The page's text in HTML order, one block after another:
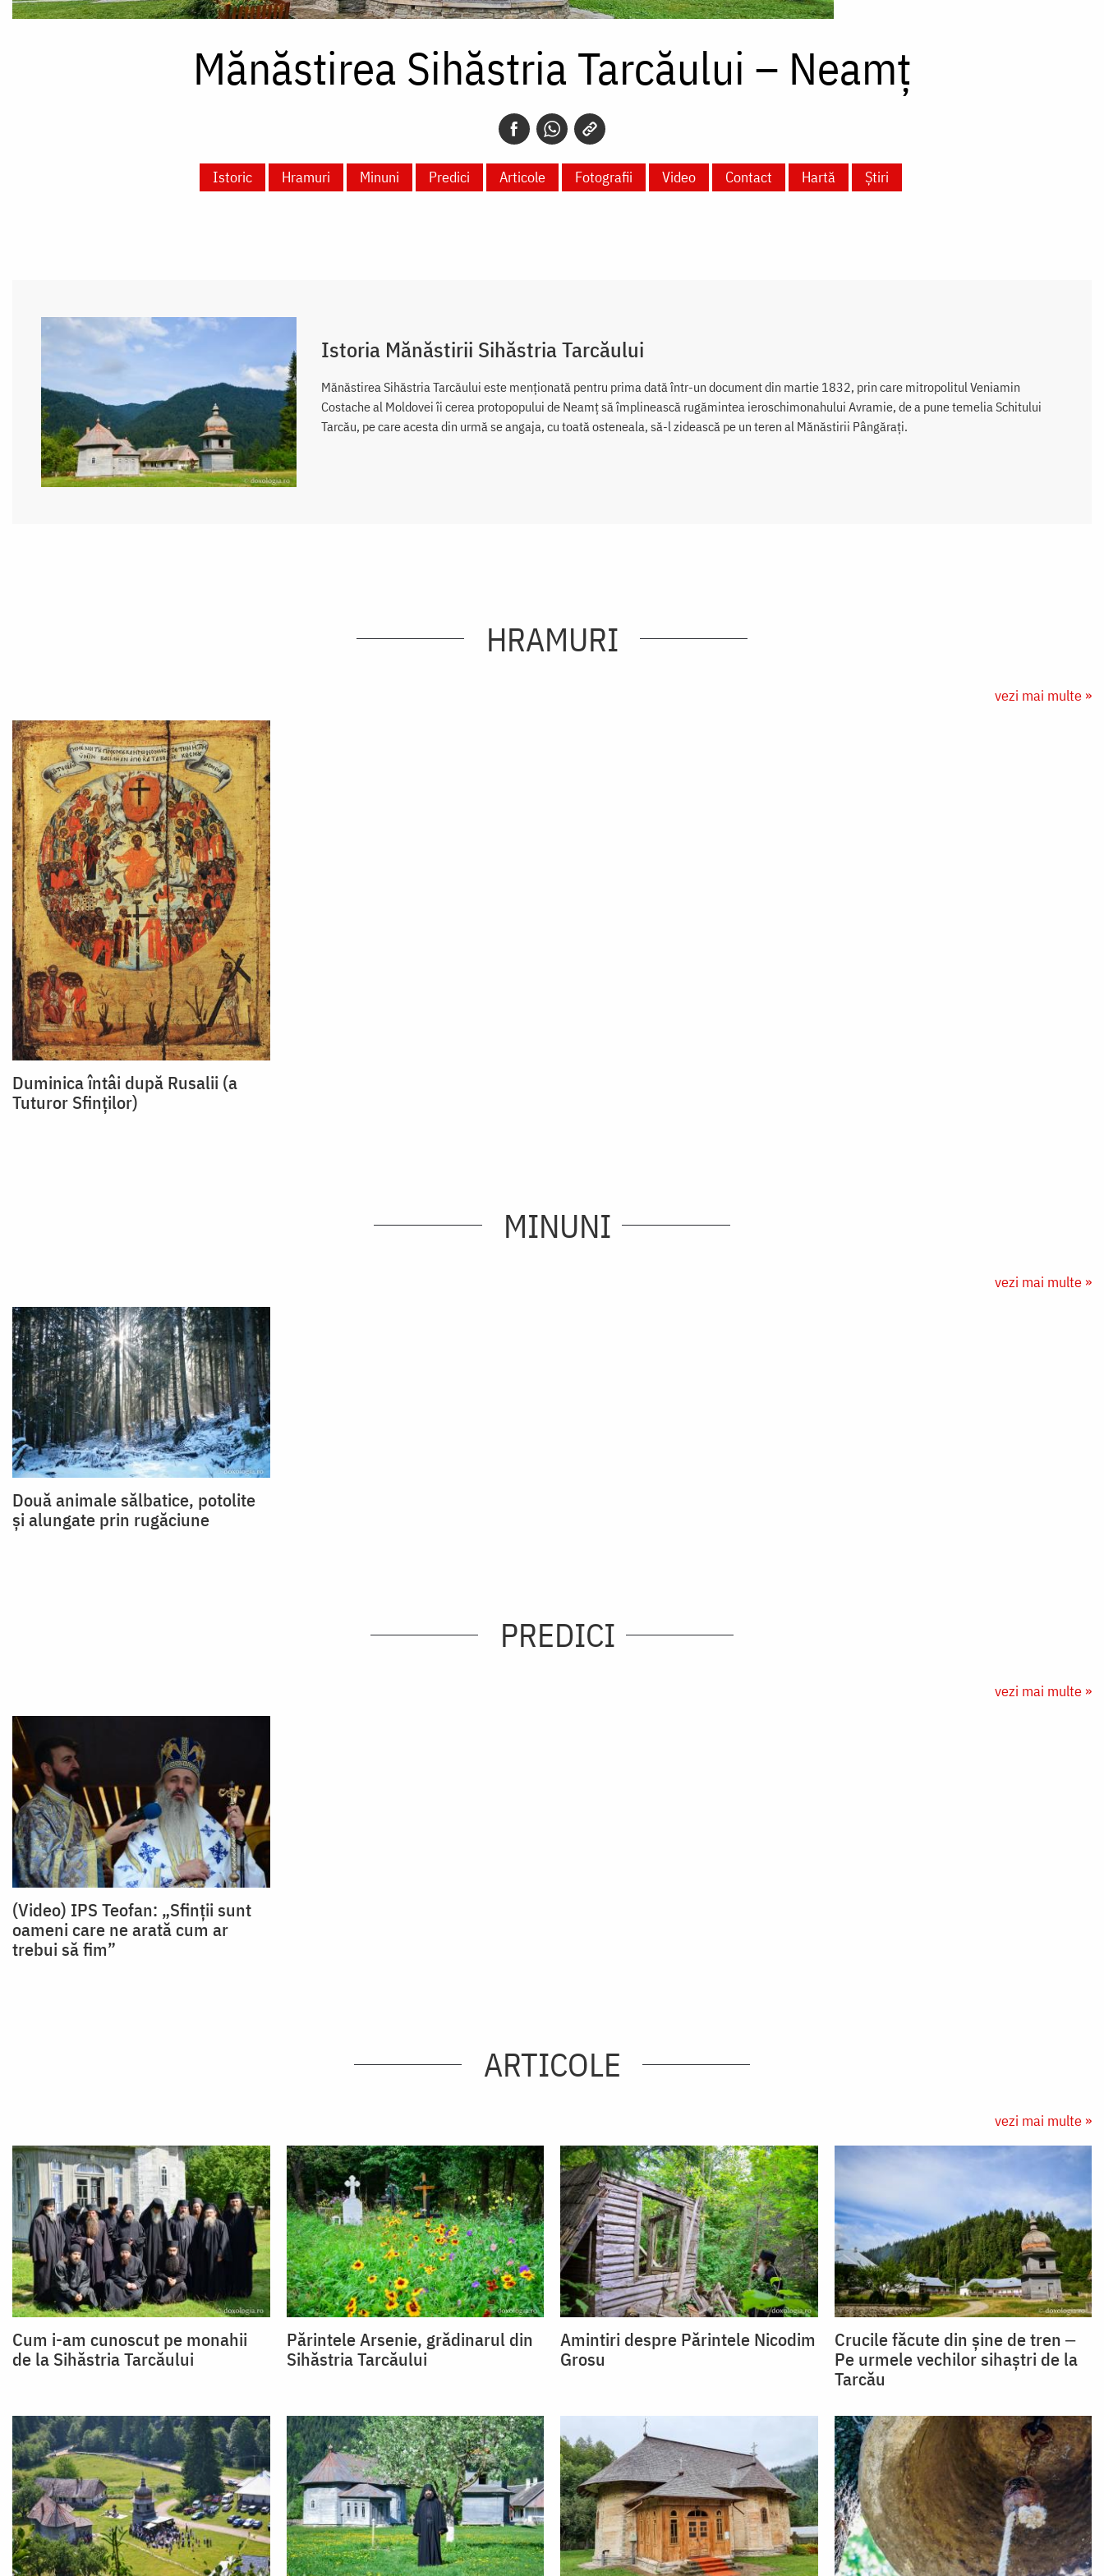
Mănăstirea Sihăstria Tarcăului – Neamț
Istoric Hramuri Minuni Predici Articole Fotografii Video Contact Hartă Știri
Istoria Mănăstirii Sihăstria Tarcăului
Mănăstirea Sihăstria Tarcăului este menționată pentru prima dată într-un document din martie 1832, prin care mitropolitul Veniamin
Costache al Moldovei îi cerea protopopului de Neamț să împlinească rugămintea ieroschimonahului Avramie, de a pune temelia Schitului
Tarcău, pe care acesta din urmă se angaja, cu toată osteneala, să-l zidească pe un teren al Mănăstirii Pângărați.
HRAMURI
vezi mai multe »
Duminica întâi după Rusalii (a
Tuturor Sfinților)
MINUNI
vezi mai multe »
Două animale sălbatice, potolite
și alungate prin rugăciune
PREDICI
vezi mai multe »
(Video) IPS Teofan: „Sfinții sunt
oameni care ne arată cum ar
trebui să fim”
ARTICOLE
vezi mai multe »
Cum i-am cunoscut pe monahii
de la Sihăstria Tarcăului
Părintele Arsenie, grădinarul din
Sihăstria Tarcăului
Amintiri despre Părintele Nicodim
Grosu
Crucile făcute din șine de tren ‒
Pe urmele vechilor sihaștri de la
Tarcău